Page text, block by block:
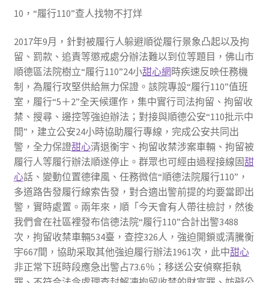
10，“履行110”查人找物不打烊
2017年9月，針對被履行人躲避順從履行景象凸起以及拘
留、罰款、追責等懲戒處分辦法難以到位等題目，佛山市
順德區法院樹立“履行110”24小甜心網 時疾速反映任務機
制，為履行攻堅供給無力保證。該院專設“履行110”值班
室，履行“5＋2”全天候運作，集中實行司法拘留、拘留收
禁、搜尋、邊控等強迫辦法；對接與順德公安“110批示中
間”，建立公安24小時協助履行專線，完成公安共同出
警，全力保證甜心清退衡宇、拘留收禁涉案車輛、拘留被
履行人等履行辦法順遂停止。群眾也可經由過程接線固甜
心話、變動位置德律風、任務微信“順德法院履行110”，
多道路告發履行線索告發，對合適出警前提的均要當即出
警，實時處置。兩年來，順「今天會有人帶往檢討，然後
我們會在社區裡發布信德法院“履行110”合計出警3488
次，拘留收禁車輛534臺，查控326人，強迫開鎖或清騰衡
宇667間，協助采取其他強迫履行辦法1961次，此中甜心
非正常下班時段應急出警占73.6％；移送公安偵察拒執